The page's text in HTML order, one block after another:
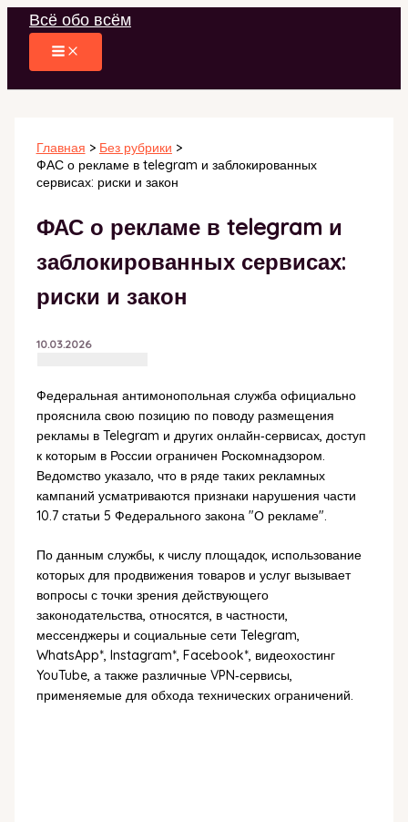
Перейти
содержимому
Всё обо всём
Главная
Без рубрики
ФАС о рекламе в telegram и заблокированных
сервисах: риски и закон
ФАС о рекламе в telegram и
заблокированных сервисах:
риски и закон
10.03.2026
Федеральная антимонопольная служба официально
прояснила свою позицию по поводу размещения
рекламы в Telegram и других онлайн‑сервисах, доступ
к которым в России ограничен Роскомнадзором.
Ведомство указало, что в ряде таких рекламных
кампаний усматриваются признаки нарушения части
10.7 статьи 5 Федерального закона "О рекламе".
По данным службы, к числу площадок, использование
которых для продвижения товаров и услуг вызывает
вопросы с точки зрения действующего
законодательства, относятся, в частности,
мессенджеры и социальные сети Telegram,
WhatsApp*, Instagram*, Facebook*, видеохостинг
YouTube, а также различные VPN‑сервисы,
применяемые для обхода технических ограничений.